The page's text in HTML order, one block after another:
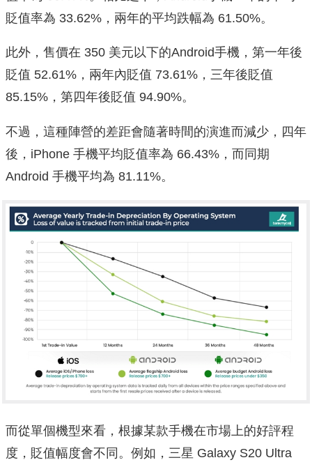
貶值率為 33.62%，兩年的平均跌幅為 61.50%。
此外，售價在 350 美元以下的Android手機，第一年後
貶值 52.61%，兩年內貶值 73.61%，三年後貶值
85.15%，第四年後貶值 94.90%。
不過，這種陣營的差距會隨著時間的演進而減少，四年
後，iPhone 手機平均貶值率為 66.43%，而同期
Android 手機平均為 81.11%。
而從單個機型來看，根據某款手機在市場上的好評程
度，貶值幅度會不同。例如，三星 Galaxy S20 Ultra